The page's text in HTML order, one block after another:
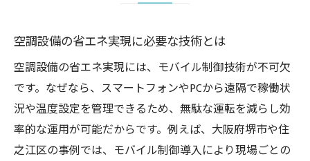
空調設備の省エネ実現に必要な技術とは
空調設備の省エネ実現には、モバイル制御技術が不可欠
です。なぜなら、スマートフォンやPCから遠隔で稼働状
況や温度設定を管理できるため、無駄な運転を減らし効
率的な運用が可能だからです。例えば、大阪府堺市や住
之江区の事例では、モバイル制御導入により現場ごとの